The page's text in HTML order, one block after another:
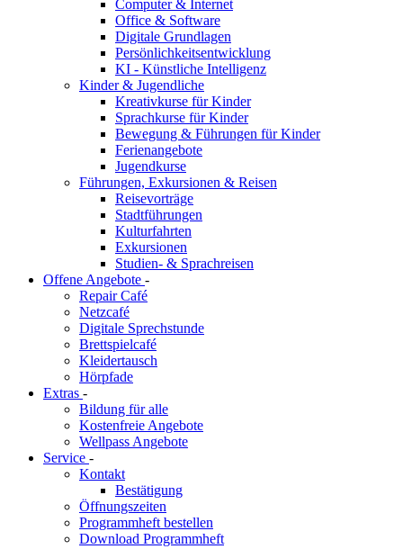
Computer & Internet
Office & Software
Digitale Grundlagen
Persönlichkeitsentwicklung
KI - Künstliche Intelligenz
Kinder & Jugendliche
Kreativkurse für Kinder
Sprachkurse für Kinder
Bewegung & Führungen für Kinder
Ferienangebote
Jugendkurse
Führungen, Exkursionen & Reisen
Reisevorträge
Stadtführungen
Kulturfahrten
Exkursionen
Studien- & Sprachreisen
Offene Angebote -
Repair Café
Netzcafé
Digitale Sprechstunde
Brettspielcafé
Kleidertausch
Hörpfade
Extras -
Bildung für alle
Kostenfreie Angebote
Wellpass Angebote
Service -
Kontakt
Bestätigung
Öffnungszeiten
Programmheft bestellen
Download Programmheft